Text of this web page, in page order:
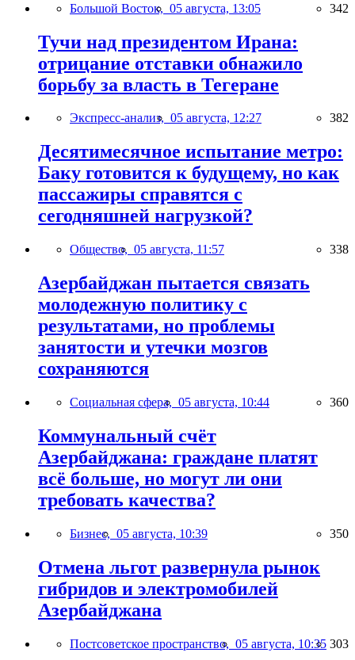
Большой Восток, 05 августа, 13:05 342
Тучи над президентом Ирана:
отрицание отставки обнажило
борьбу за власть в Тегеране
Экспресс-анализ, 05 августа, 12:27 382
Десятимесячное испытание метро:
Баку готовится к будущему, но как
пассажиры справятся с
сегодняшней нагрузкой?
Общество, 05 августа, 11:57 338
Азербайджан пытается связать
молодежную политику с
результатами, но проблемы
занятости и утечки мозгов
сохраняются
Социальная сфера, 05 августа, 10:44 360
Коммунальный счёт
Азербайджана: граждане платят
всё больше, но могут ли они
требовать качества?
Бизнес, 05 августа, 10:39 350
Отмена льгот развернула рынок
гибридов и электромобилей
Азербайджана
Постсоветское пространство, 05 августа, 10:35 303